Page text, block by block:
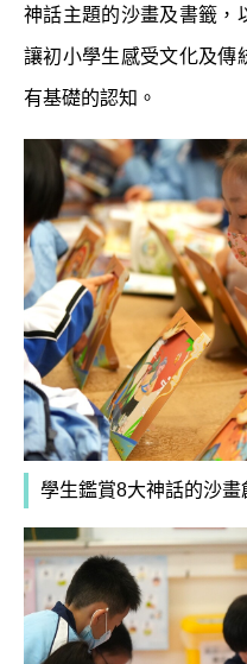
神話主題的沙畫及書籤，
讓初小學生感受文化及傳
有基礎的認知。
學生鑑賞8大神話的沙畫